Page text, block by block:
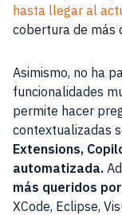
hasta llegar al
cobertura de más
Asimismo, no ha
funcionalidades
permite hacer
contextualizadas
Extensions,
automatizada.
más queridos
XCode, Eclipse,